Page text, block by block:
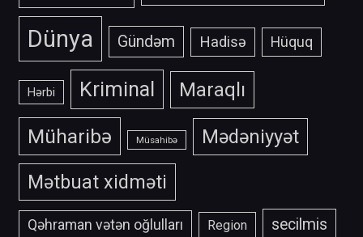
Dünya Gündəm Hadisə Hüquq
Hərbi Kriminal Maraqlı
Müharibə Müsahibə
Mədəniyyət
Mətbuat xidməti
Qəhraman vətən oğlulları Region secilmis